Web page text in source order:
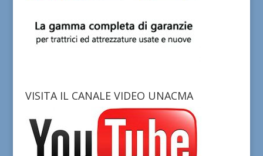
VISITA IL CANALE VIDEO UNACMA